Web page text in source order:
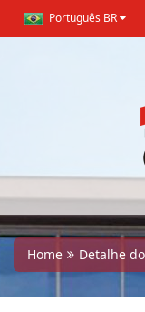
Português BR
Home Detalhe